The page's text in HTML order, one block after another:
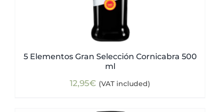
5 Elementos Gran Selección Cornicabra 500
ml
12,95€ (VAT included)